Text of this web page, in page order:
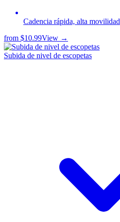
Cadencia rápida, alta movilidad
from $10.99View →
Subida de nivel de escopetas